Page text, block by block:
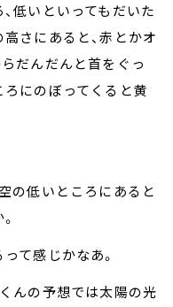
低いといってもだいた
さにあると、赤とかオ
だんだんと首をぐっ
にのぼってくると黄
の低いところにあると
て感じかなあ。
んの予想では太陽の光